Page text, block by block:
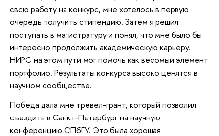
свою работу на конкурс, мне хотелось в первую
очередь получить стипендию. Затем я решил
поступать в магистратуру и понял, что мне было бы
интересно продолжить академическую карьеру.
НИРС на этом пути мог помочь как весомый элемент
портфолио. Результаты конкурса высоко ценятся в
научном сообществе.
Победа дала мне тревел-грант, который позволил
съездить в Санкт-Петербург на научную
конференцию СПбГУ. Это была хорошая